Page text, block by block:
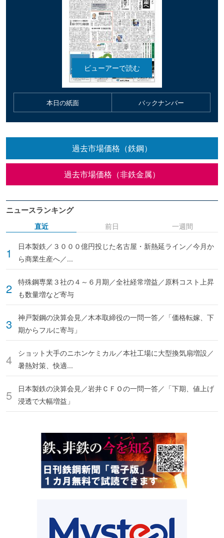
本日の紙面 バックナンバー
過去市場価格（鉄鋼）
過去市場価格（非鉄金属）
ニュースランキング
直近
日本製鉄／３０００億円投じた名古屋・新熱延ライン／今月か
ら商業生産へ／...
特殊鋼専業３社の４～６月期／全社経常増益／原料コスト上昇
も数量増など寄与
神戸製鋼の決算会見／木本取締役の一問一答／「価格転嫁、下
期からフルに寄与」
ショット大手のニホンケミカル／本社工場に大型換気扇増設／
暑熱対策、快適...
日本製鉄の決算会見／岩井ＣＦＯの一問一答／「下期、値上げ
浸透で大幅増益」
前日 一週間